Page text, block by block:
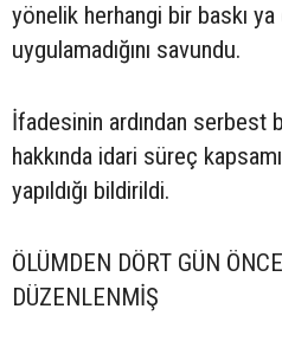
yönelik herhangi bir baskı
uygulamadığını savundu.
İfadesinin ardından serbest
hakkında idari süreç
yapıldığı bildirildi.
ÖLÜMDEN DÖRT GÜN
DÜZENLENMİŞ